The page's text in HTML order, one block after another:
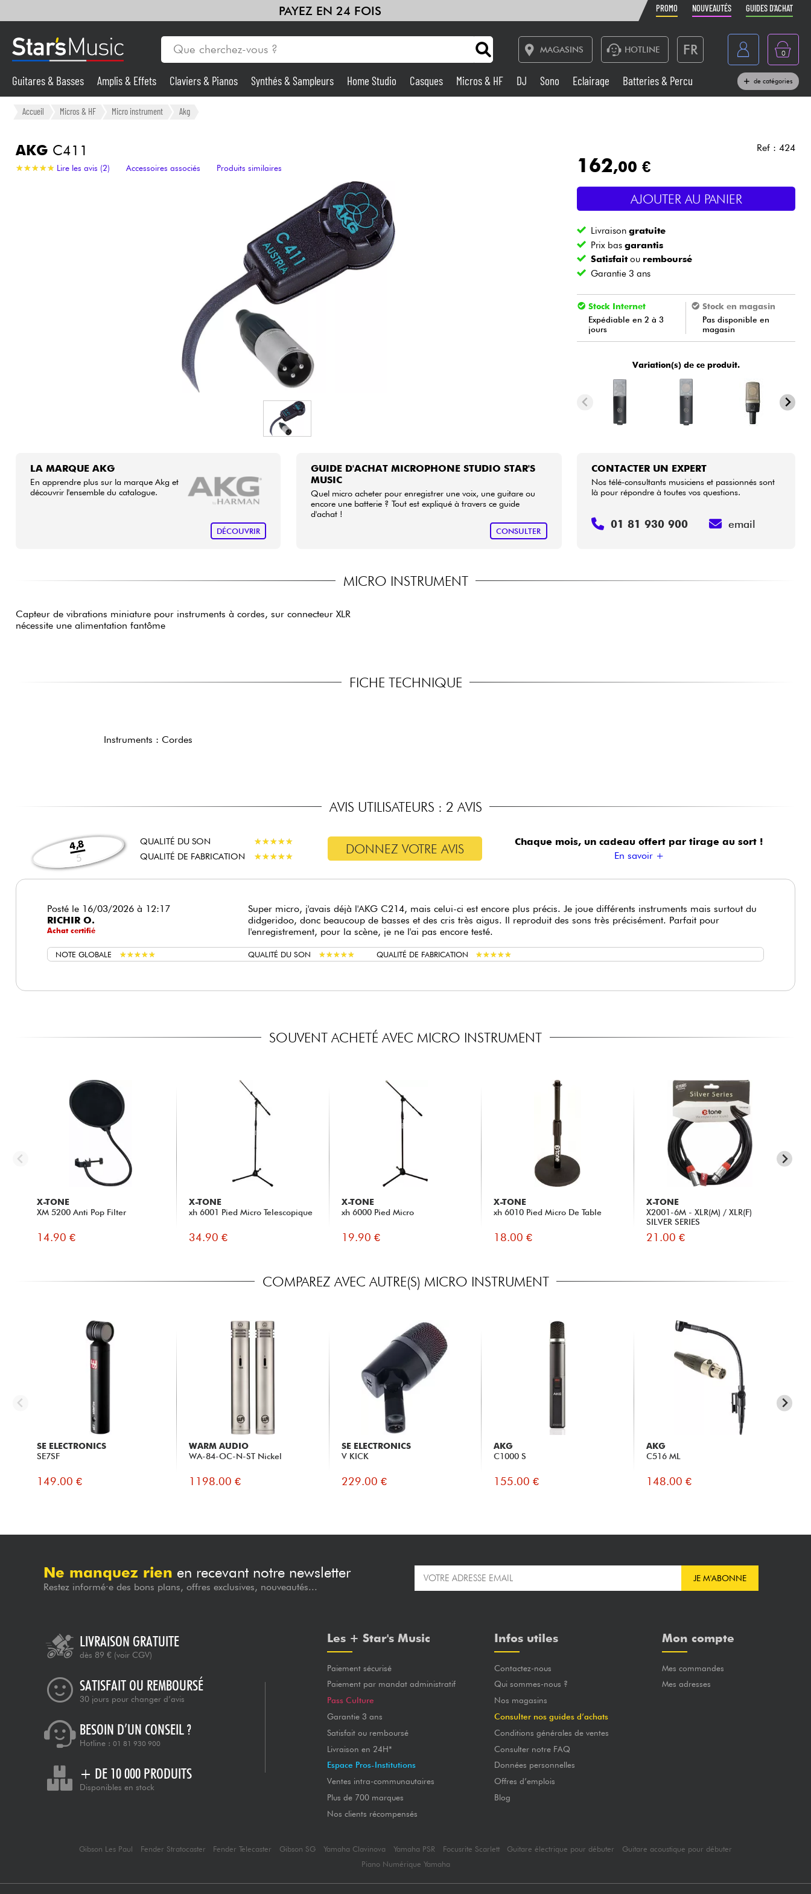
PAYEZ EN 24 FOIS PROMO NOUVEAUTÉS GUIDES D'ACHAT
MAGASINS HOTLINE FR
Belgique
België
Nederland
0
Guitares & Basses
Synthés & Sampleurs
Micros & HF Sono
Batteries & Percu Vents
Eveil Musical Câbles & Access.
Packs
Guitares & Basses Amplis & Effets Claviers & Pianos Synthés & Sampleurs Home Studio Casques Micros & HF DJ Sono Eclairage
Batteries & Percu
de catégories
Accueil Micros & HF Micro instrument Akg
AKG C411
★★★★★
★★★★★ Lire les avis (2) Accessoires associés Produits similaires
Ref : 424
162,00 €
AJOUTER AU PANIER
Livraisongratuite
Prix basgarantis
Satisfaitou remboursé
Garantie 3 ans
Stock Internet
Expédiable en 2 à 3
jours
Stock en magasin
Pas disponible en
magasin
Variation(s) de ce produit.
LA MARQUE AKG
En apprendre plus sur la marque Akg et
découvrir l'ensemble du catalogue.
DÉCOUVRIR
GUIDE D'ACHAT MICROPHONE STUDIO STAR'S
MUSIC
Quel micro acheter pour enregistrer une voix, une guitare ou
encore une batterie ? Tout est expliqué à travers ce guide
d'achat !
CONSULTER
CONTACTER UN EXPERT
Nos télé-consultants musiciens et passionnés sont
là pour répondre à toutes vos questions.
01 81 930 900 email
MICRO INSTRUMENT
Capteur de vibrations miniature pour instruments à cordes, sur connecteur XLR
nécessite une alimentation fantôme
FICHE TECHNIQUE
Instruments : Cordes
AVIS UTILISATEURS : 2 AVIS
4,8
5
QUALITÉ DU SON ★★★★★
★★★★★
QUALITÉ DE FABRICATION
★★★★★
★★★★★ DONNEZ VOTRE AVIS Chaque mois, un cadeau offert par tirage au sort !
En savoir +
Posté le 16/03/2026 à 12:17
RICHIR O.
Achat certifié
Super micro, j'avais déjà l'AKG C214, mais celui-ci est encore plus précis. Je joue différents instruments mais surtout du
didgeridoo, donc beaucoup de basses et des cris très aigus. Il reproduit des sons très précisément. Parfait pour
l'enregistrement, pour la scène, je ne l'ai pas encore testé.
NOTE GLOBALE ★★★★★
★★★★★ QUALITÉ DU SON ★★★★★
★★★★★ QUALITÉ DE FABRICATION ★★★★★
★★★★★
SOUVENT ACHETÉ AVEC MICRO INSTRUMENT
X-TONE
XM 5200 Anti Pop Filter
14.90 €
X-TONE
xh 6001 Pied Micro Telescopique
34.90 €
X-TONE
xh 6000 Pied Micro
19.90 €
X-TONE
xh 6010 Pied Micro De Table
18.00 €
X-TONE
X2001-6M - XLR(M) / XLR(F)
SILVER SERIES
21.00 €
COMPAREZ AVEC AUTRE(S) MICRO INSTRUMENT
SE ELECTRONICS
SE7SF
149.00 €
WARM AUDIO
WA-84-OC-N-ST Nickel
1198.00 €
SE ELECTRONICS
V KICK
229.00 €
AKG
C1000 S
155.00 €
AKG
C516 ML
148.00 €
Ne manquez rien en recevant notre newsletter
Restez informé·e des bons plans, offres exclusives, nouveautés...
JE M'ABONNE
LIVRAISON GRATUITE
dès 89 € (voir CGV)
SATISFAIT OU REMBOURSÉ
30 jours pour changer d’avis
BESOIN D’UN CONSEIL ?
Hotline : 01 81 930 900
+ DE 10 000 PRODUITS
Disponibles en stock
Les + Star's Music
Paiement sécurisé
Paiement par mandat administratif
Pass Culture
Garantie 3 ans
Satisfait ou remboursé
Livraison en 24H*
Espace Pros-Institutions
Ventes intra-communautaires
Plus de 700 marques
Nos clients récompensés
Infos utiles
Contactez-nous
Qui sommes-nous ?
Nos magasins
Consulter nos guides d’achats
Conditions générales de ventes
Consulter notre FAQ
Données personnelles
Offres d’emplois
Blog
Mon compte
Mes commandes
Mes adresses
Gibson Les Paul Fender Stratocaster Fender Telecaster Gibson SG Yamaha Clavinova Yamaha PSR Focusrite Scarlett Guitare électrique pour débuter
Guitare acoustique pour débuter
Piano Numérique Yamaha